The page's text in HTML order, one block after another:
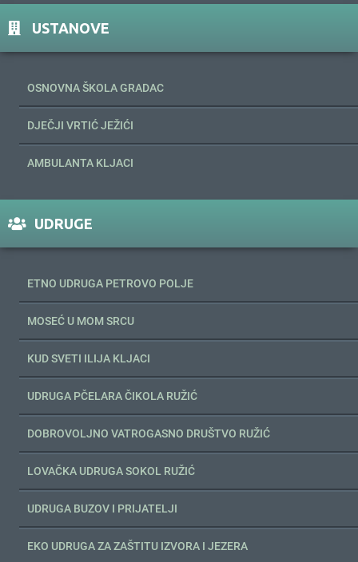
USTANOVE
OSNOVNA ŠKOLA GRADAC
DJEČJI VRTIĆ JEŽIĆI
AMBULANTA KLJACI
UDRUGE
ETNO UDRUGA PETROVO POLJE
MOSEĆ U MOM SRCU
KUD SVETI ILIJA KLJACI
UDRUGA PČELARA ČIKOLA RUŽIĆ
DOBROVOLJNO VATROGASNO DRUŠTVO RUŽIĆ
LOVAČKA UDRUGA SOKOL RUŽIĆ
UDRUGA BUZOV I PRIJATELJI
EKO UDRUGA ZA ZAŠTITU IZVORA I JEZERA